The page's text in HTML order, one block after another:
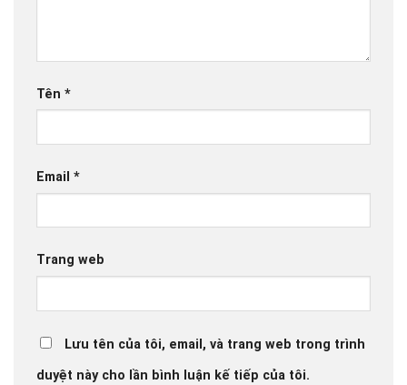
Tên *
Email *
Trang web
Lưu tên của tôi, email, và trang web trong trình
duyệt này cho lần bình luận kế tiếp của tôi.